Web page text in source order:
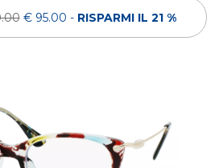
€ 95.00 - RISPARMI IL 21 %